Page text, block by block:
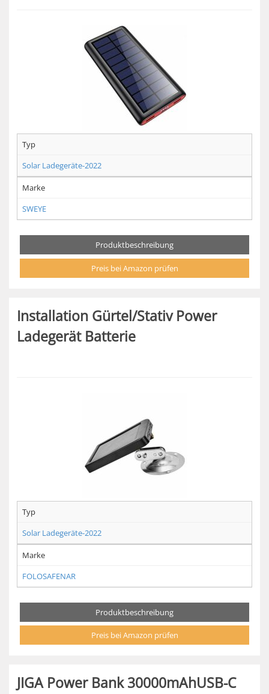
Typ
Solar Ladegeräte-2022
Marke
SWEYE
Produktbeschreibung
Preis bei Amazon prüfen
Installation Gürtel/Stativ Power
Ladegerät Batterie
Typ
Solar Ladegeräte-2022
Marke
FOLOSAFENAR
Produktbeschreibung
Preis bei Amazon prüfen
JIGA Power Bank 30000mAhUSB-C